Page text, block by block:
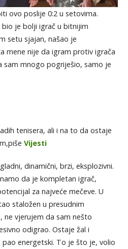
ovo poslije 0:2 u setovima.
bio je bolji igrač u bitnijim
setu sjajan, našao je
mene nije da igram protiv igrača
sam mnogo pogriješio, samo je
tenisera, ali i na to da ostaje
Vijesti
dinamični, brzi, eksplozivni.
da je kompletan igrač,
za najveće mečeve. U
staložen u presudnim
ne vjerujem da sam nešto
odigrao. Ostaje žal i
pao energetski. To je što je, volio